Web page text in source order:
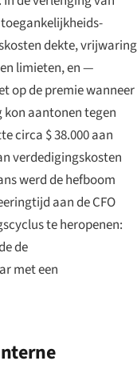
dekte, vrijwaring
limieten, en —
op de premie wanneer
aantonen tegen
circa $ 38.000 aan
verdedigingskosten
werd de hefboom
aan de CFO
te heropenen:
de
met een